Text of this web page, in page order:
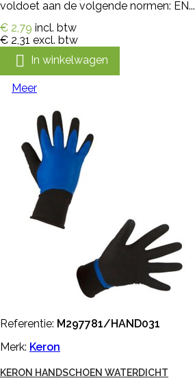
voldoet aan de volgende normen: EN...
€ 2,79 incl. btw
€ 2,31 excl. btw
 In winkelwagen
Meer
Referentie: M297781/HAND031
Merk: Keron
KERON HANDSCHOEN WATERDICHT